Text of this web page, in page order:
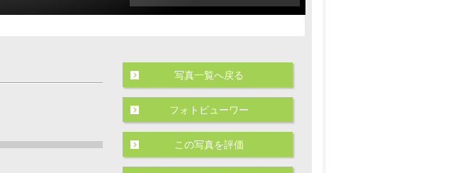
写真一覧へ戻る
フォトビューワー
この写真を評価